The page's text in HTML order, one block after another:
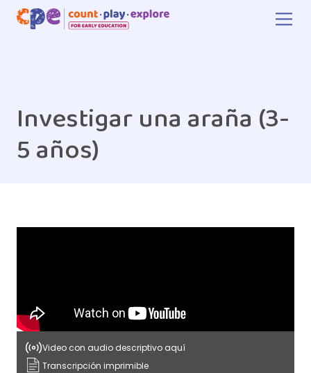
Skip to main content
Investigar una araña (3-
5 años)
Video con audio descriptivo aquí
Transcripción imprimible